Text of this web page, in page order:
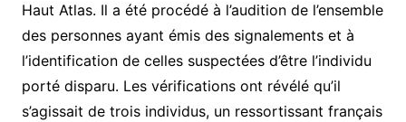
Haut Atlas. Il a été procédé à l’audition de l’ensemble
des personnes ayant émis des signalements et à
l’identification de celles suspectées d’être l’individu
porté disparu. Les vérifications ont révélé qu’il
s’agissait de trois individus, un ressortissant français